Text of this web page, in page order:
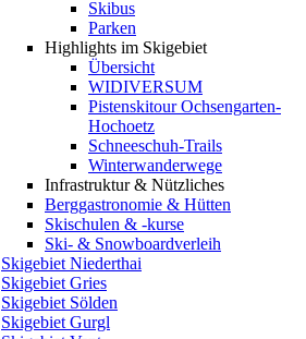
Skibus
Parken
Highlights im Skigebiet
Übersicht
WIDIVERSUM
Pistenskitour Ochsengarten-
Hochoetz
Schneeschuh-Trails
Winterwanderwege
Infrastruktur & Nützliches
Berggastronomie & Hütten
Skischulen & -kurse
Ski- & Snowboardverleih
Skigebiet Niederthai
Skigebiet Gries
Skigebiet Sölden
Skigebiet Gurgl